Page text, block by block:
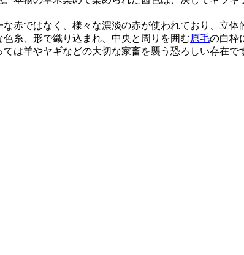
赤ではなく、様々な濃淡の赤が使われており、立体
糸、形で織り込まれ、中央と周りを囲む原毛の白枠
は羊やヤギなどの大切な家畜を襲う恐ろしい存在